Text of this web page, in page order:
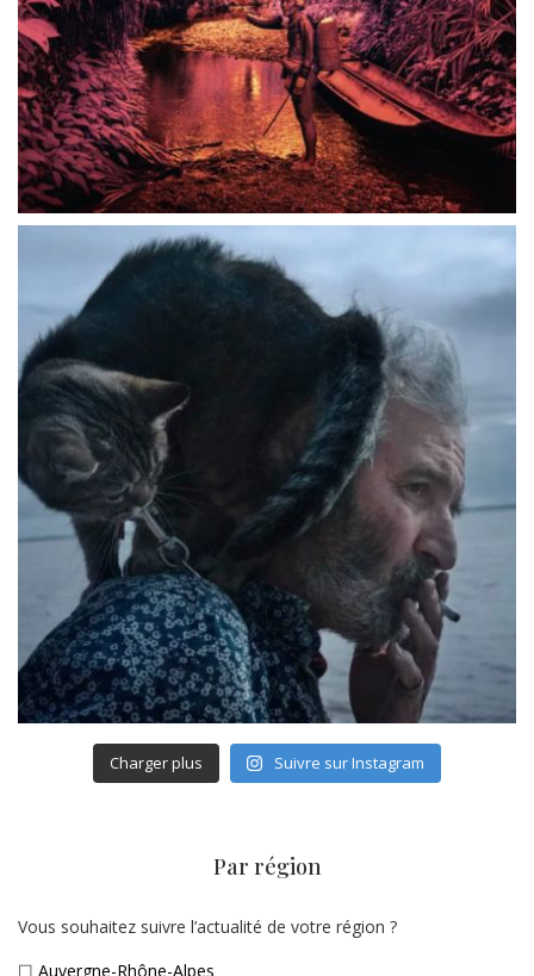
Charger plus Suivre sur Instagram
Par région
Vous souhaitez suivre l’actualité de votre région ?
☐ Auvergne-Rhône-Alpes